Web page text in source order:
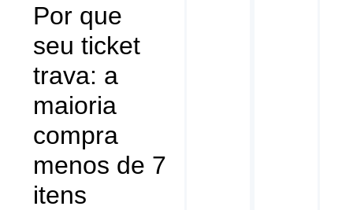
Por que
seu ticket
trava: a
maioria
compra
menos de 7
itens